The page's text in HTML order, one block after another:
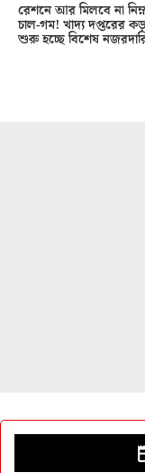
রেশনে আর মিলবে না
চাল-গম! খাদ্য দপ্তরের
শুরু হচ্ছে বিশেষ